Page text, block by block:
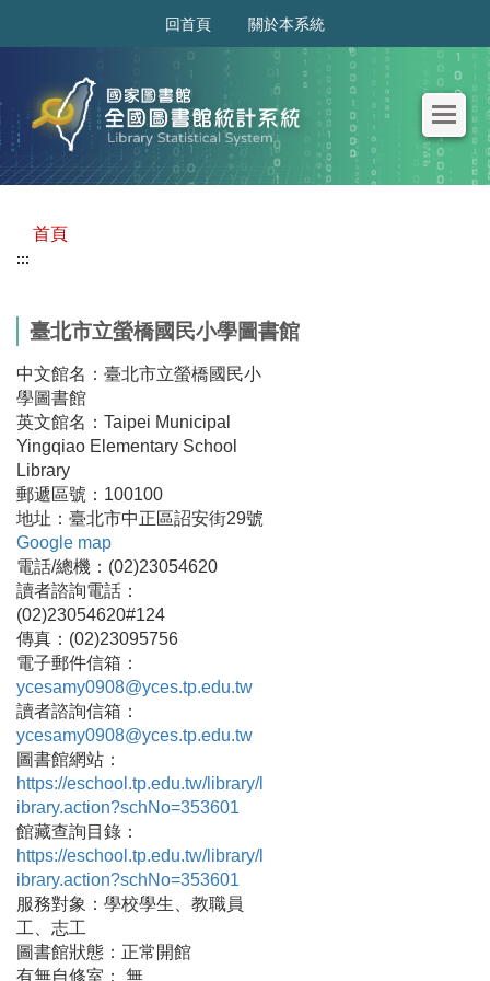
回首頁 關於本系統
首頁
:::
臺北市立螢橋國民小學圖書館
中文館名：臺北市立螢橋國民小
學圖書館
英文館名：Taipei Municipal
Yingqiao Elementary School
Library
郵遞區號：100100
地址：臺北市中正區詔安街29號
Google map
電話/總機：(02)23054620
讀者諮詢電話：
(02)23054620#124
傳真：(02)23095756
電子郵件信箱：
ycesamy0908@yces.tp.edu.tw
讀者諮詢信箱：
ycesamy0908@yces.tp.edu.tw
圖書館網站：
https://eschool.tp.edu.tw/library/l
ibrary.action?schNo=353601
館藏查詢目錄：
https://eschool.tp.edu.tw/library/l
ibrary.action?schNo=353601
服務對象：學校學生、教職員
工、志工
圖書館狀態：正常開館
有無自修室： 無